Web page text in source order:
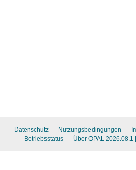
Datenschutz Nutzungsbedingungen
Betriebsstatus
Über OPAL 2026.08.1